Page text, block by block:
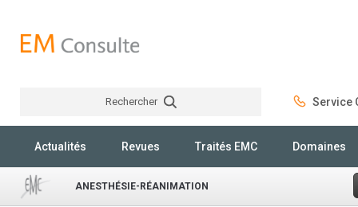
Rechercher Service
Actualités Revues Traités EMC Domaines
ANESTHÉSIE-RÉANIMATION